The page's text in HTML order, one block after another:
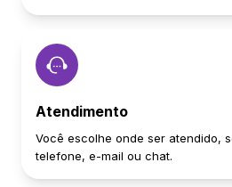
Atendimento
Você escolhe onde ser atendido,
telefone, e-mail ou chat.